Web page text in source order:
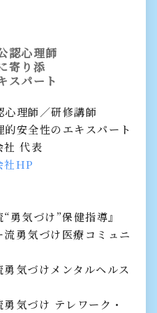
認心理師
寄り添
スパート
理師／研修講師
安全性のエキスパート
社 代表
社HP
勇気づけ”保健指導』
流勇気づけ医療コミュニ
勇気づけメンタルヘルス
気づけ テレワーク・